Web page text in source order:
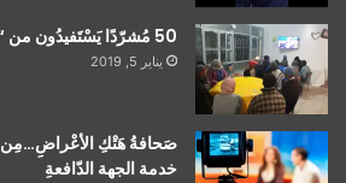
50 مُشرّدًا يَسْتَفيدُون من “عملية دفء” بخريبكة
يناير 5, 2019
صَحافةُ هَتْكِ الأعْراضِ…مِن
خدمة الجهة الدّافعةِ